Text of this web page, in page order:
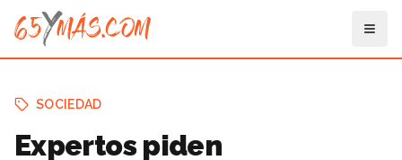
SOCIEDAD
Expertos piden